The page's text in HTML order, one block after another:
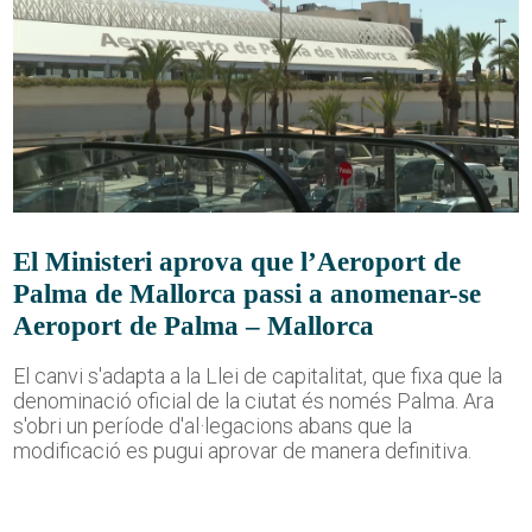
El Ministeri aprova que l’Aeroport de
Palma de Mallorca passi a anomenar-se
Aeroport de Palma – Mallorca
El canvi s'adapta a la Llei de capitalitat, que fixa que la
denominació oficial de la ciutat és només Palma. Ara
s'obri un període d'al·legacions abans que la
modificació es pugui aprovar de manera definitiva.